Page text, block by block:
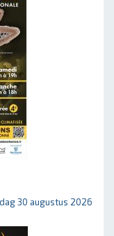
30 augustus 2026